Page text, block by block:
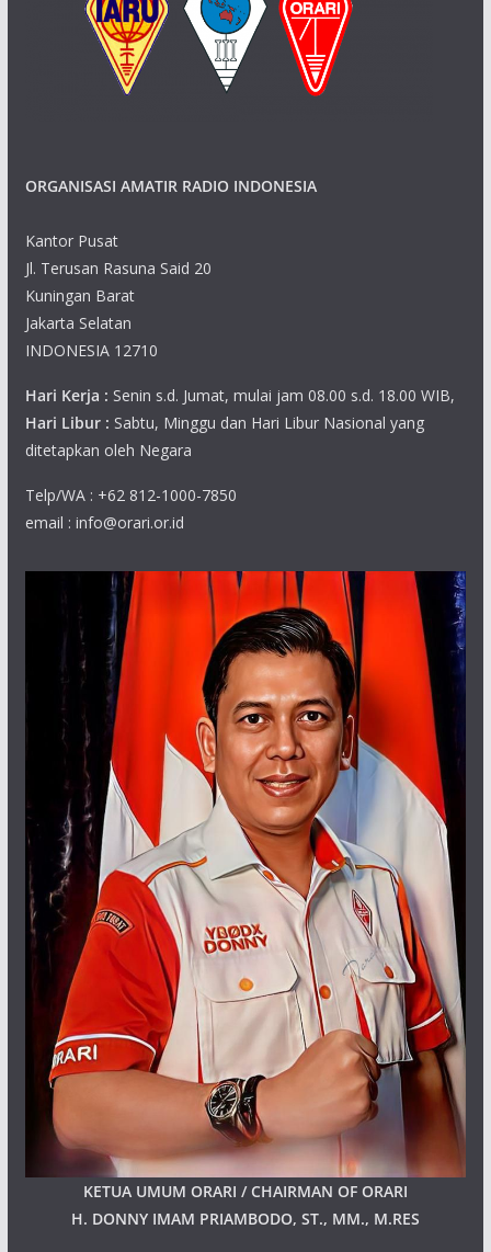
ORGANISASI AMATIR RADIO INDONESIA
Kantor Pusat
Jl. Terusan Rasuna Said 20
Kuningan Barat
Jakarta Selatan
INDONESIA 12710
Hari Kerja : Senin s.d. Jumat, mulai jam 08.00 s.d. 18.00 WIB,
Hari Libur : Sabtu, Minggu dan Hari Libur Nasional yang
ditetapkan oleh Negara
Telp/WA : +62 812-1000-7850
email : info@orari.or.id
KETUA UMUM ORARI / CHAIRMAN OF ORARI
H. DONNY IMAM PRIAMBODO, ST., MM., M.RES